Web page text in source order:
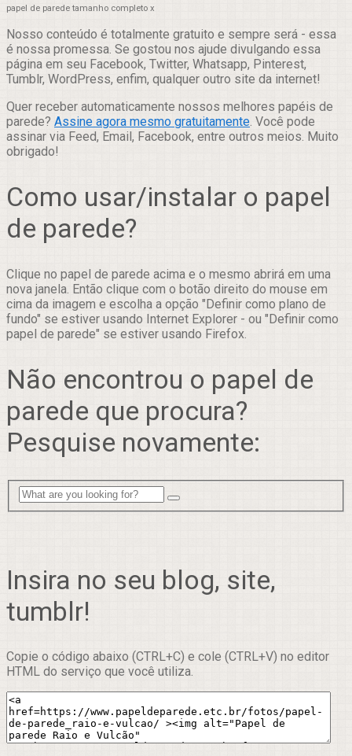
papel de parede tamanho completo x
Nosso conteúdo é totalmente gratuito e sempre será - essa
é nossa promessa. Se gostou nos ajude divulgando essa
página em seu Facebook, Twitter, Whatsapp, Pinterest,
Tumblr, WordPress, enfim, qualquer outro site da internet!
Quer receber automaticamente nossos melhores papéis de
parede? Assine agora mesmo gratuitamente. Você pode
assinar via Feed, Email, Facebook, entre outros meios. Muito
obrigado!
Como usar/instalar o papel
de parede?
Clique no papel de parede acima e o mesmo abrirá em uma
nova janela. Então clique com o botão direito do mouse em
cima da imagem e escolha a opção "Definir como plano de
fundo" se estiver usando Internet Explorer - ou "Definir como
papel de parede" se estiver usando Firefox.
Não encontrou o papel de
parede que procura?
Pesquise novamente:
Insira no seu blog, site,
tumblr!
Copie o código abaixo (CTRL+C) e cole (CTRL+V) no editor
HTML do serviço que você utiliza.